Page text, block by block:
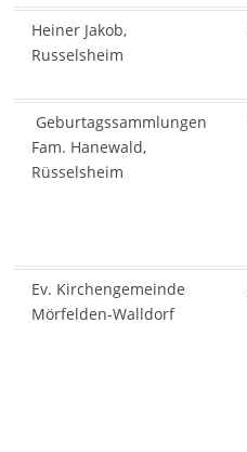
Heiner Jakob,
Russelsheim
Geburtagssammlungen
Fam. Hanewald,
Rüsselsheim
Ev. Kirchengemeinde
Mörfelden-Walldorf